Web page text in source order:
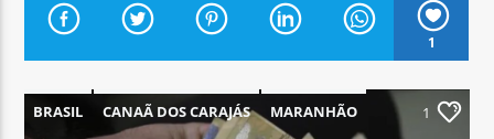
ARARA AZUL FM 96,9
1
BRASIL CANAÃ DOS CARAJÁS
MARANHÃO
1